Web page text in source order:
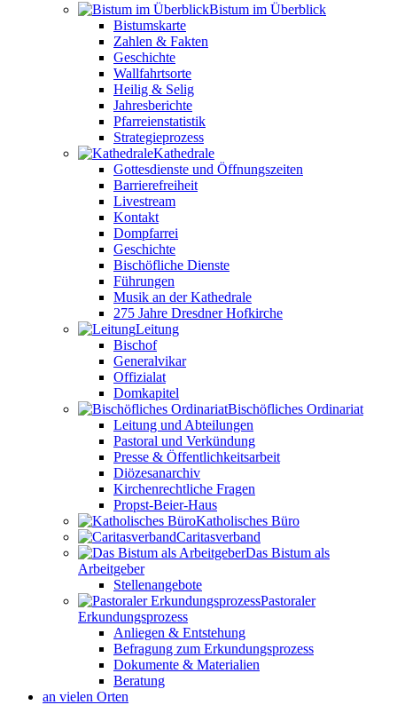
Bistum im Überblick
Bistumskarte
Zahlen & Fakten
Geschichte
Wallfahrtsorte
Heilig & Selig
Jahresberichte
Pfarreienstatistik
Strategieprozess
Kathedrale
Gottesdienste und Öffnungszeiten
Barrierefreiheit
Livestream
Kontakt
Dompfarrei
Geschichte
Bischöfliche Dienste
Führungen
Musik an der Kathedrale
275 Jahre Dresdner Hofkirche
Leitung
Bischof
Generalvikar
Offizialat
Domkapitel
Bischöfliches Ordinariat
Leitung und Abteilungen
Pastoral und Verkündung
Presse & Öffentlichkeitsarbeit
Diözesanarchiv
Kirchenrechtliche Fragen
Propst-Beier-Haus
Katholisches Büro
Caritasverband
Das Bistum als
Arbeitgeber
Stellenangebote
Pastoraler
Erkundungsprozess
Anliegen & Entstehung
Befragung zum Erkundungsprozess
Dokumente & Materialien
Beratung
an vielen Orten